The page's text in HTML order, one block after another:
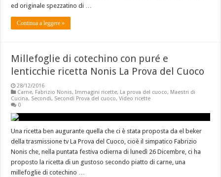
ed originale spezzatino di …
Continua a leggere »
Millefoglie di cotechino con puré e
lenticchie ricetta Nonis La Prova del Cuoco
28/12/2016
Carne, Fabrizio Nonis,Immagini ricette, La prova del cuoco, Maestri di
Cucina, Secondi, Secondi Prova del cuoco,Video ricette
0
Una ricetta ben augurante quella che ci è stata proposta da el beker
della trasmissione tv La Prova del Cuoco, cioè il simpatico Fabrizio
Nonis che, nella puntata festiva odierna di lunedì 26 Dicembre, ci ha
proposto la ricetta di un gustoso secondo piatto di carne, una
millefoglie di cotechino …